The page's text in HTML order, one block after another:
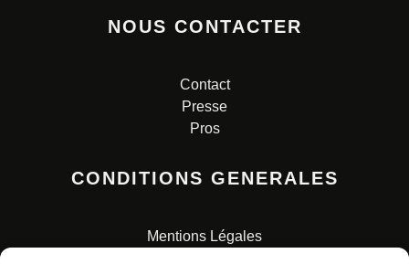
NOUS CONTACTER
Contact
Presse
Pros
CONDITIONS GENERALES
Mentions Légales